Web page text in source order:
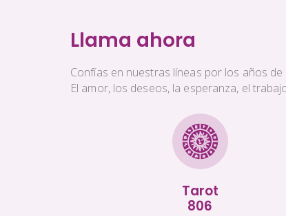
Llama ahora
Confías en nuestras líneas por los años
El amor, los deseos, la esperanza, el
Tarot
806